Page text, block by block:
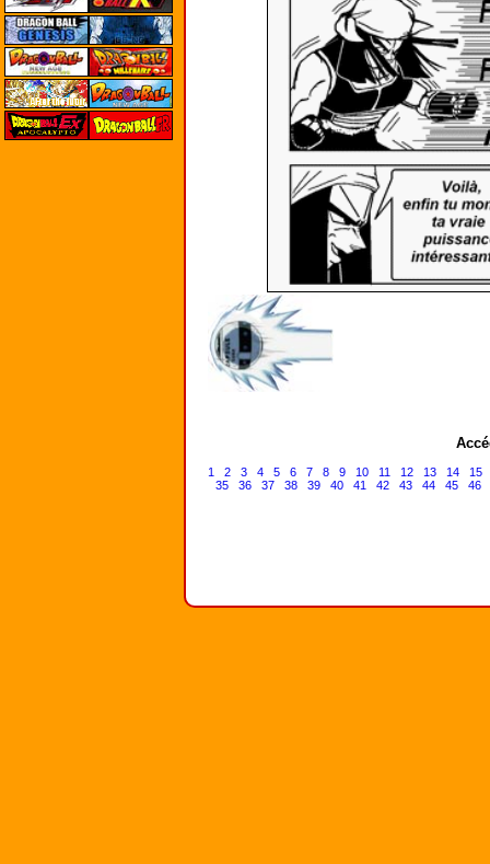
1 2 3 4 5 6 7 8 9 10 11 12 13 14
15
35
36 37 38 39 40 41 42 43 44 45 46